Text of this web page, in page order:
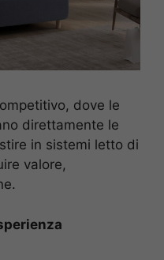
dove le
direttamente le
in sistemi letto di
valore,